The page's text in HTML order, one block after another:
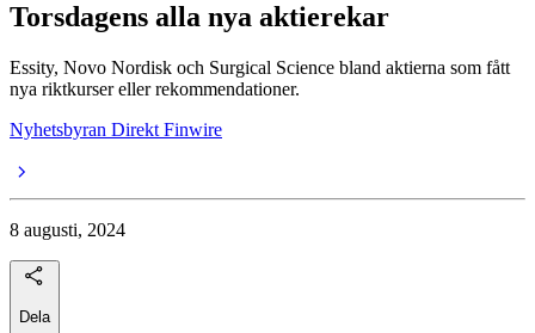
Torsdagens alla nya aktierekar
Essity, Novo Nordisk och Surgical Science bland aktierna som fått
nya riktkurser eller rekommendationer.
Nyhetsbyran Direkt Finwire
8 augusti, 2024
Dela